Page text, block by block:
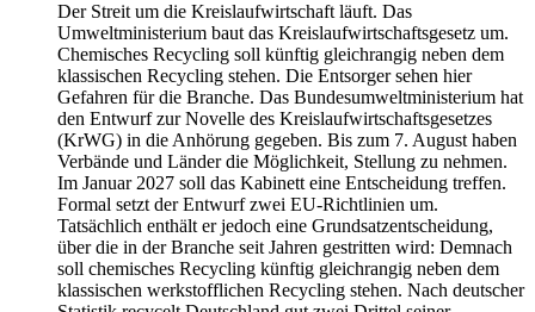
Der Streit um die Kreislaufwirtschaft läuft. Das
Umweltministerium baut das Kreislaufwirtschaftsgesetz um.
Chemisches Recycling soll künftig gleichrangig neben dem
klassischen Recycling stehen. Die Entsorger sehen hier
Gefahren für die Branche. Das Bundesumweltministerium hat
den Entwurf zur Novelle des Kreislaufwirtschaftsgesetzes
(KrWG) in die Anhörung gegeben. Bis zum 7. August haben
Verbände und Länder die Möglichkeit, Stellung zu nehmen.
Im Januar 2027 soll das Kabinett eine Entscheidung treffen.
Formal setzt der Entwurf zwei EU-Richtlinien um.
Tatsächlich enthält er jedoch eine Grundsatzentscheidung,
über die in der Branche seit Jahren gestritten wird: Demnach
soll chemisches Recycling künftig gleichrangig neben dem
klassischen werkstofflichen Recycling stehen. Nach deutscher